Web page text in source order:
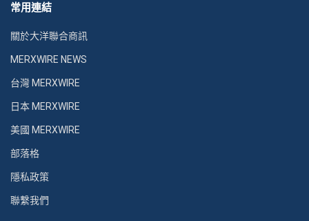
常用連結
關於大洋聯合商訊
MERXWIRE NEWS
台灣 MERXWIRE
日本 MERXWIRE
美國 MERXWIRE
部落格
隱私政策
聯繫我們